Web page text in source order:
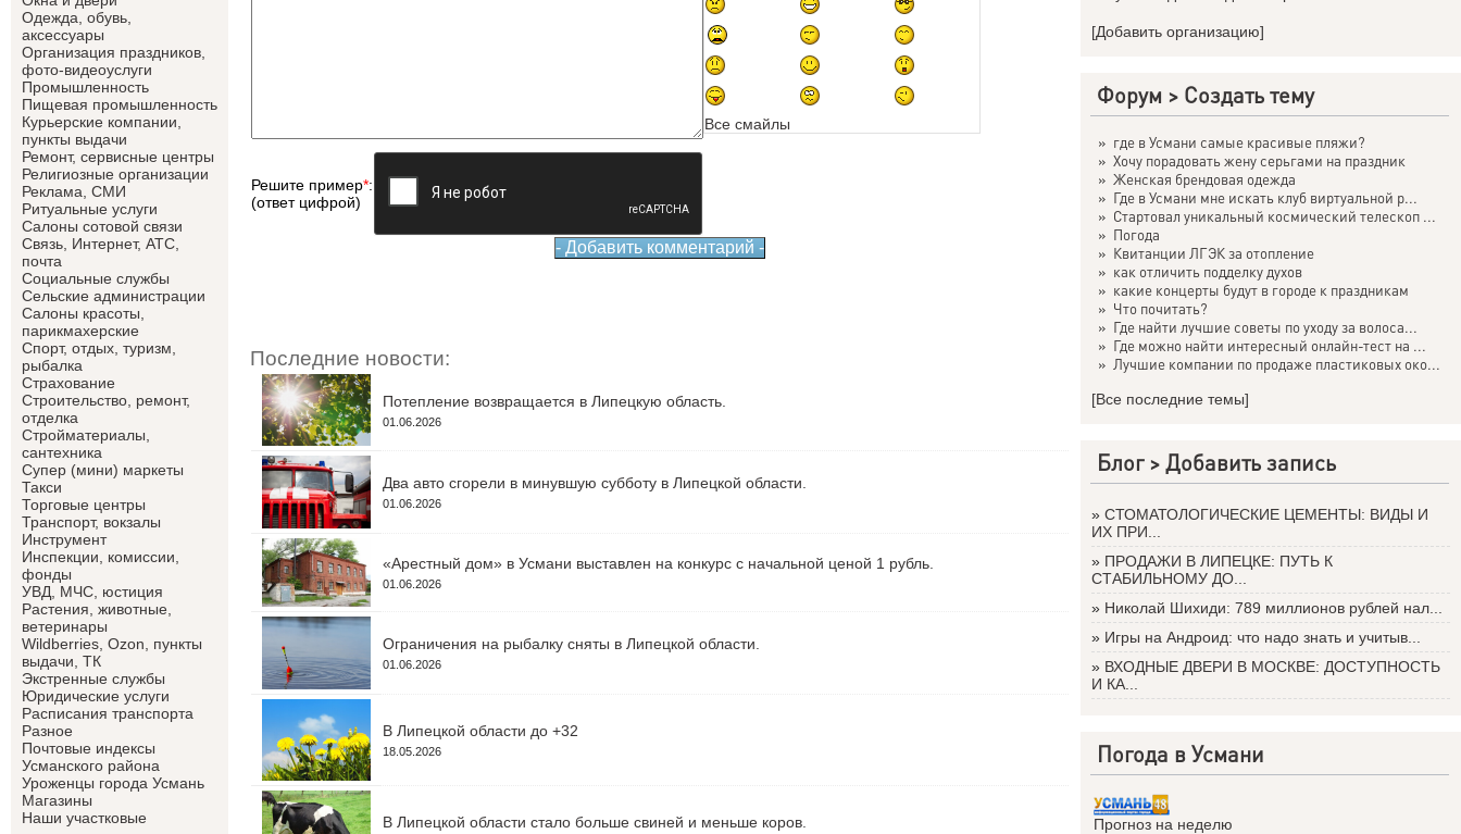
Одежда, обувь,
аксессуары
Организация праздников,
фото-видеоуслуги
Промышленность
Пищевая промышленность
Курьерские компании,
пункты выдачи
Ремонт, сервисные центры
Религиозные организации
Реклама, СМИ
Ритуальные услуги
Салоны сотовой связи
Связь, Интернет, АТС,
почта
Социальные службы
Сельские администрации
Салоны красоты,
парикмахерские
Спорт, отдых, туризм,
рыбалка
Страхование
Строительство, ремонт,
отделка
Cтройматериалы,
сантехника
Супер (мини) маркеты
Такси
Торговые центры
Транспорт, вокзалы
Инструмент
Инспекции, комиссии,
фонды
УВД, МЧС, юстиция
Растения, животные,
ветеринары
Wildberries, Ozon, пункты
выдачи, ТК
Экстренные службы
Юридические услуги
Расписания транспорта
Разное
Почтовые индексы
Усманского района
Уроженцы города Усмань
Магазины
Наши участковые
Все смайлы
Решите пример*:
(ответ цифрой)
Последние новости:
Потепление возвращается в Липецкую область.
01.06.2026
Два авто сгорели в минувшую субботу в Липецкой области.
01.06.2026
«Арестный дом» в Усмани выставлен на конкурс с начальной ценой 1 рубль.
01.06.2026
Ограничения на рыбалку сняты в Липецкой области.
01.06.2026
В Липецкой области до +32
18.05.2026
В Липецкой области стало больше свиней и меньше коров.
[Добавить организацию]
Форум > Создать тему
» где в Усмани самые красивые пляжи?
» Хочу порадовать жену серьгами на праздник
» Женская брендовая одежда
» Где в Усмани мне искать клуб виртуальной р...
» Стартовал уникальный космический телескоп ...
» Погода
» Квитанции ЛГЭК за отопление
» как отличить подделку духов
» какие концерты будут в городе к праздникам
» Что почитать?
» Где найти лучшие советы по уходу за волоса...
» Где можно найти интересный онлайн-тест на ...
» Лучшие компании по продаже пластиковых око...
[Все последние темы]
Блог >Добавить запись
» СТОМАТОЛОГИЧЕСКИЕ ЦЕМЕНТЫ: ВИДЫ И
ИХ ПРИ...
» ПРОДАЖИ В ЛИПЕЦКЕ: ПУТЬ К
СТАБИЛЬНОМУ ДО...
» Николай Шихиди: 789 миллионов рублей нал...
» Игры на Андроид: что надо знать и учитыв...
» ВХОДНЫЕ ДВЕРИ В МОСКВЕ: ДОСТУПНОСТЬ
И КА...
Погода в Усмани
Прогноз на неделю